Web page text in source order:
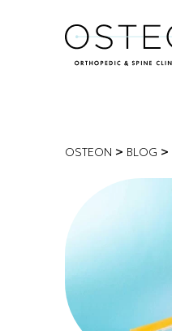
OSTEON > BLOG >